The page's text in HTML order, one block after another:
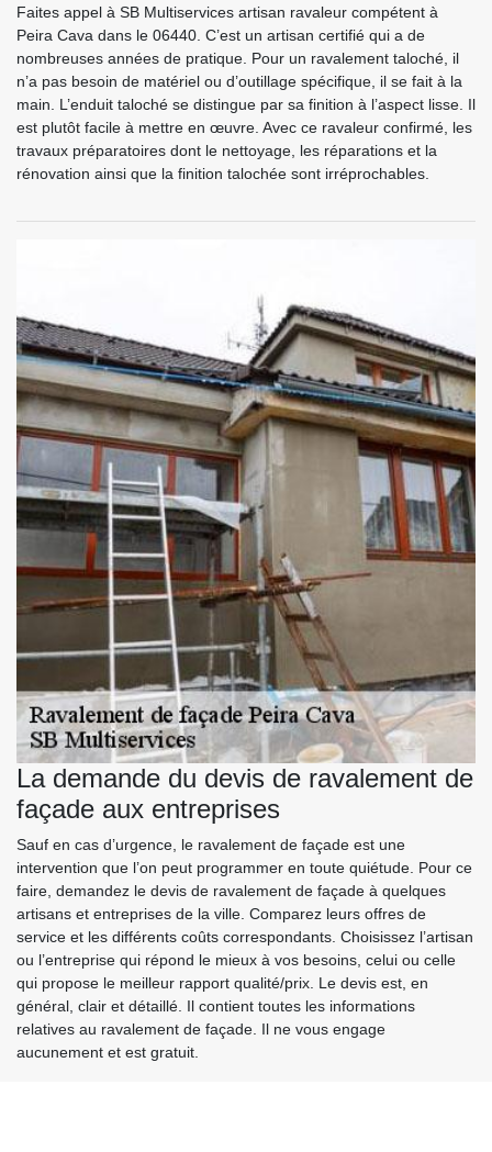
Faites appel à SB Multiservices artisan ravaleur compétent à
Peira Cava dans le 06440. C’est un artisan certifié qui a de
nombreuses années de pratique. Pour un ravalement taloché, il
n’a pas besoin de matériel ou d’outillage spécifique, il se fait à la
main. L’enduit taloché se distingue par sa finition à l’aspect lisse. Il
est plutôt facile à mettre en œuvre. Avec ce ravaleur confirmé, les
travaux préparatoires dont le nettoyage, les réparations et la
rénovation ainsi que la finition talochée sont irréprochables.
La demande du devis de ravalement de
façade aux entreprises
Sauf en cas d’urgence, le ravalement de façade est une
intervention que l’on peut programmer en toute quiétude. Pour ce
faire, demandez le devis de ravalement de façade à quelques
artisans et entreprises de la ville. Comparez leurs offres de
service et les différents coûts correspondants. Choisissez l’artisan
ou l’entreprise qui répond le mieux à vos besoins, celui ou celle
qui propose le meilleur rapport qualité/prix. Le devis est, en
général, clair et détaillé. Il contient toutes les informations
relatives au ravalement de façade. Il ne vous engage
aucunement et est gratuit.